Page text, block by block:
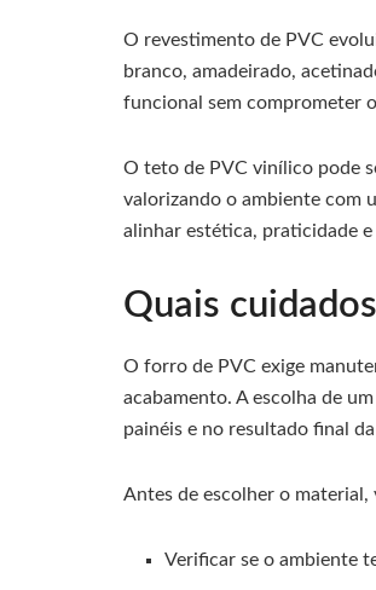
O revestimento de PVC
branco, amadeirado,
funcional sem comprometer
O teto de PVC vinílico pode
valorizando o ambiente com
alinhar estética, praticidade
Quais
O forro de PVC exige
acabamento. A escolha de
painéis e no resultado final
Antes de escolher o
Verificar se o ambiente